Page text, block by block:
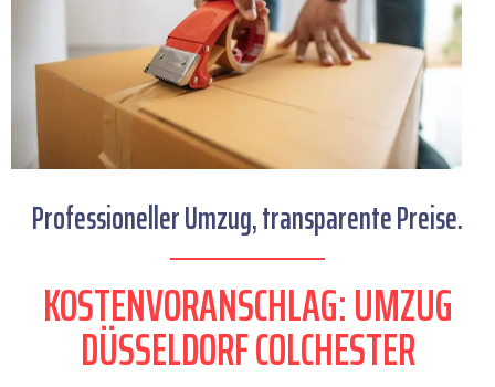
Professioneller Umzug, transparente Preise.
KOSTENVORANSCHLAG: UMZUG
DÜSSELDORF COLCHESTER